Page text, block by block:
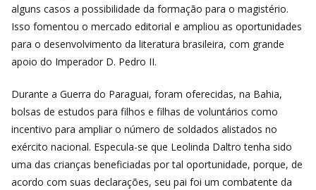
alguns casos a possibilidade da formação para o magistério.
Isso fomentou o mercado editorial e ampliou as oportunidades
para o desenvolvimento da literatura brasileira, com grande
apoio do Imperador D. Pedro II.
Durante a Guerra do Paraguai, foram oferecidas, na Bahia,
bolsas de estudos para filhos e filhas de voluntários como
incentivo para ampliar o número de soldados alistados no
exército nacional. Especula-se que Leolinda Daltro tenha sido
uma das crianças beneficiadas por tal oportunidade, porque, de
acordo com suas declarações, seu pai foi um combatente da